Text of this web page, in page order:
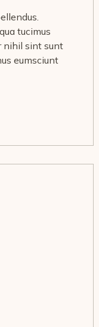
tucimus
nihil sint sunt
eumsciunt